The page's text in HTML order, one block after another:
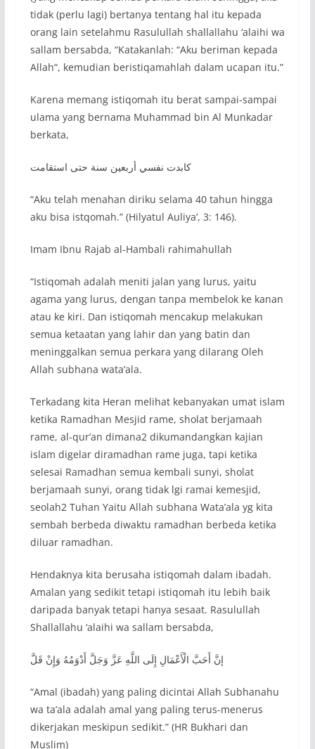
tidak (perlu lagi) bertanya tentang hal itu kepada
orang lain setelahmu Rasulullah shallallahu ‘alaihi wa
sallam bersabda, “Katakanlah: “Aku beriman kepada
Allah“, kemudian beristiqamahlah dalam ucapan itu.”
Karena memang istiqomah itu berat sampai-sampai
ulama yang bernama Muhammad bin Al Munkadar
berkata,
كابدت نفسي أربعين سنة حتى استقامت
“Aku telah menahan diriku selama 40 tahun hingga
aku bisa istqomah.” (Hilyatul Auliya’, 3: 146).
Imam Ibnu Rajab al-Hambali rahimahullah
“Istiqomah adalah meniti jalan yang lurus, yaitu
agama yang lurus, dengan tanpa membelok ke kanan
atau ke kiri. Dan istiqomah mencakup melakukan
semua ketaatan yang lahir dan yang batin dan
meninggalkan semua perkara yang dilarang Oleh
Allah subhana wata’ala.
Terkadang kita Heran melihat kebanyakan umat islam
ketika Ramadhan Mesjid rame, sholat berjamaah
rame, al-qur’an dimana2 dikumandangkan kajian
islam digelar diramadhan rame juga, tapi ketika
selesai Ramadhan semua kembali sunyi, sholat
berjamaah sunyi, orang tidak lgi ramai kemesjid,
seolah2 Tuhan Yaitu Allah subhana Wata’ala yg kita
sembah berbeda diwaktu ramadhan berbeda ketika
diluar ramadhan.
Hendaknya kita berusaha istiqomah dalam ibadah.
Amalan yang sedikit tetapi istiqomah itu lebih baik
daripada banyak tetapi hanya sesaat. Rasulullah
Shallallahu ‘alaihi wa sallam bersabda,
إنَّ أَحَبَّ الْأَعْمَالِ إِلَى اللَّهِ عَزَّ وَجَلَّ أَدْوَمُهُ وَإِنْ قَلَّ
“Amal (ibadah) yang paling dicintai Allah Subhanahu
wa ta’ala adalah amal yang paling terus-menerus
dikerjakan meskipun sedikit.” (HR Bukhari dan
Muslim)